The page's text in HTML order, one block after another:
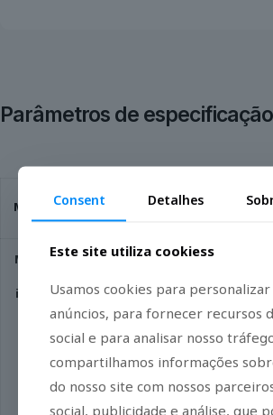
Parâmetros de especificação
Módulo Parâmetros
MOIS
Módulo
imagea
mento
Módulo de
fluorescência
Módulo de
imageamento por
bioluminescência
Consent Detalhes
Este site utiliza cookiess
Usamos cookies para
anúncios, para fornecer recursos
social e para analisar nosso
compartilhamos informações
do nosso site com nossos